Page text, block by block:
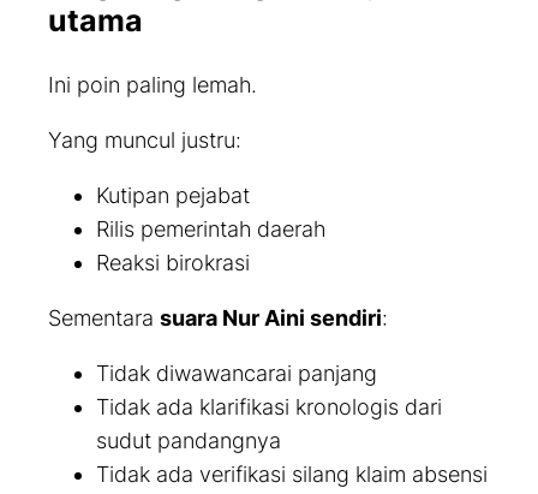
utama
Ini poin paling lemah.
Yang muncul justru:
Kutipan pejabat
Rilis pemerintah daerah
Reaksi birokrasi
Sementara suara Nur Aini sendiri:
Tidak diwawancarai panjang
Tidak ada klarifikasi kronologis dari
sudut pandangnya
Tidak ada verifikasi silang klaim absensi